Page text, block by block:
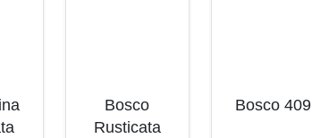
Bosco
Rusticata
Bosco 409